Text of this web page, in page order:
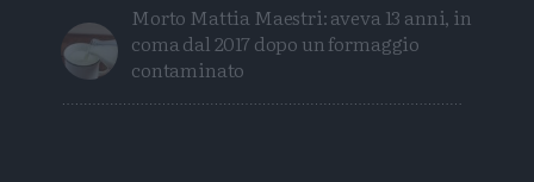
Morto Mattia Maestri: aveva 13 anni, in
coma dal 2017 dopo un formaggio
contaminato